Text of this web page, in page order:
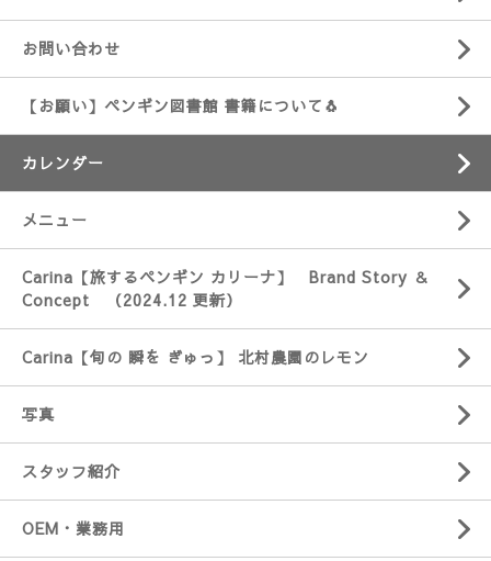
お問い合わせ
【お願い】ペンギン図書館 書籍について🐧
カレンダー
メニュー
Carina【旅するペンギン カリーナ】 Brand Story ＆
Concept （2024.12 更新）
Carina【旬の 瞬を ぎゅっ】 北村農園のレモン
写真
スタッフ紹介
OEM・業務用